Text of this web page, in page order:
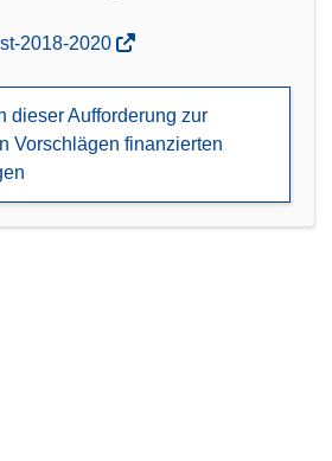
2018-2020
dieser Aufforderung zur
Vorschlägen finanzierten